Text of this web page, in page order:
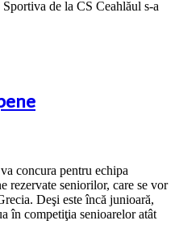
de la CS Ceahlăul s-a
concura pentru echipa
rezervate seniorilor, care se vor
Deşi este încă junioară,
în competiţia senioarelor atât